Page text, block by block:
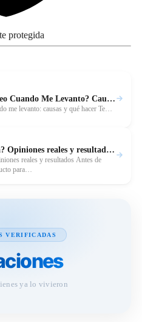
protegida
¿Por Qué Me Mareo Cuando Me Levanto? Causas y Qué Hacer
me levanto: causas y qué hacer Te…
Luminiix funciona? Opiniones reales y resultados 2026 | Eliminador de verrugas
reales y resultados Antes de
para…
VERIFICADAS
ya lo vivieron